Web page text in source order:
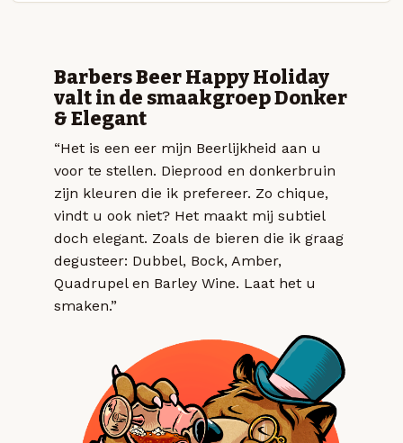
Barbers Beer Happy Holiday
valt in de smaakgroep Donker
& Elegant
“Het is een eer mijn Beerlijkheid aan u
voor te stellen. Dieprood en donkerbruin
zijn kleuren die ik prefereer. Zo chique,
vindt u ook niet? Het maakt mij subtiel
doch elegant. Zoals de bieren die ik graag
degusteer: Dubbel, Bock, Amber,
Quadrupel en Barley Wine. Laat het u
smaken.”